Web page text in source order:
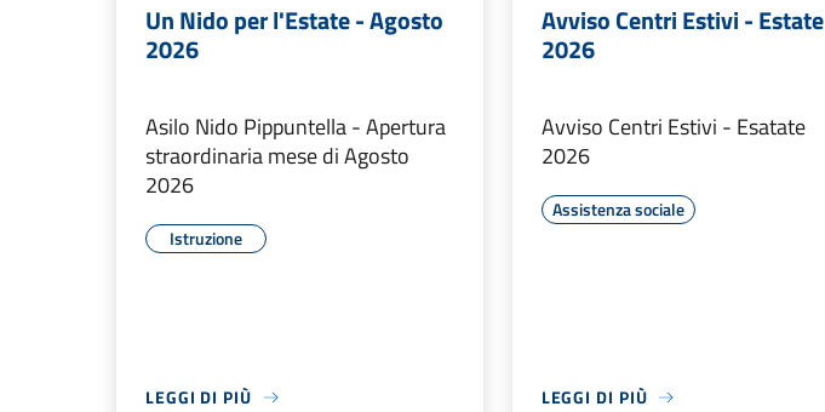
Un Nido per l'Estate - Agosto
2026
Asilo Nido Pippuntella - Apertura
straordinaria mese di Agosto
2026
Istruzione
LEGGI DI PIÙ
Avviso Centri Estivi - Estate
2026
Avviso Centri Estivi - Esatate
2026
Assistenza sociale
LEGGI DI PIÙ